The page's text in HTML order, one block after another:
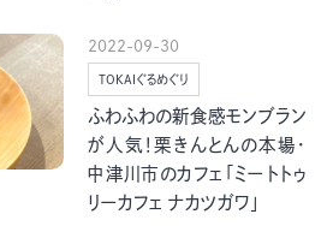
2022-09-30
TOKAIぐるめぐり
ふわふわの新食感モンブラン
が人気！栗きんとんの本場・
中津川市のカフェ「ミートトゥ
リーカフェ ナカツガワ」